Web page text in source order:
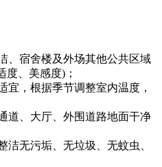
、宿舍楼及外场其他公共区域
度、美感度)；
宜，根据季节调整室内温度，
道、大厅、外围道路地面干净
洁无污垢、无垃圾、无蚊虫、